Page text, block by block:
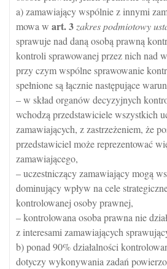
a) zamawiający wspólnie z innymi
mowa w art.3 zakres podmiotowy
sprawuje nad daną osobą prawną
kontroli sprawowanej przez nich nad
przy czym wspólne sprawowanie
spełnione są łącznie następujące
– w skład organów decyzyjnych
wchodzą przedstawiciele wszystkich
zamawiających, z zastrzeżeniem, że
przedstawiciel może reprezentować
zamawiającego,
– uczestniczący zamawiający mogą
dominujący wpływ na cele
kontrolowanej osoby prawnej,
– kontrolowana osoba prawna nie
z interesami zamawiających
b) ponad 90% działalności
dotyczy wykonywania zadań